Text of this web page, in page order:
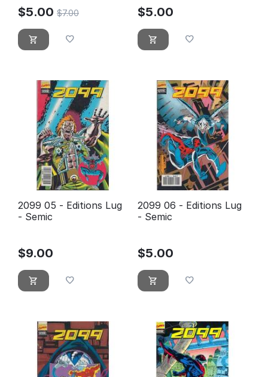
$5.00 $7.00 $5.00
2099 05 - Editions Lug
- Semic
$9.00
2099 06 - Editions Lug
- Semic
$5.00